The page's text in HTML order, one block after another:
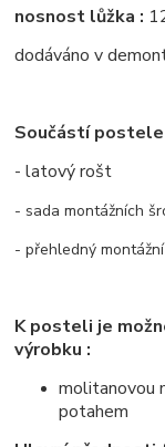
nosnost lůžka :
dodáváno v
Součástí postele
- latový rošt
- sada montážních
- přehledný
K posteli je
výrobku :
molitanovou
potahem